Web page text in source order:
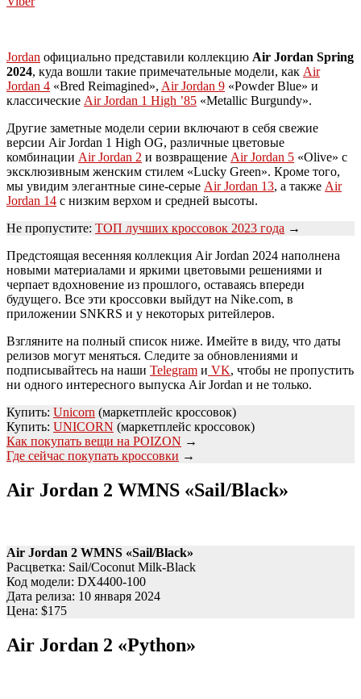
Jordan официально представили коллекцию Air Jordan Spring
2024, куда вошли такие примечательные модели, как Air
Jordan 4 «Bred Reimagined», Air Jordan 9 «Powder Blue» и
классические Air Jordan 1 High ’85 «Metallic Burgundy».
Другие заметные модели серии включают в себя свежие
версии Air Jordan 1 High OG, различные цветовые
комбинации Air Jordan 2 и возвращение Air Jordan 5 «Olive» с
эксклюзивным женским стилем «Lucky Green». Кроме того,
мы увидим элегантные сине-серые Air Jordan 13, а также Air
Jordan 14 с низким верхом и средней высоты.
Не пропустите: ТОП лучших кроссовок 2023 года →
Предстоящая весенняя коллекция Air Jordan 2024 наполнена
новыми материалами и яркими цветовыми решениями и
черпает вдохновение из прошлого, оставаясь впереди
будущего. Все эти кроссовки выйдут на Nike.com, в
приложении SNKRS и у некоторых ритейлеров.
Взгляните на полный список ниже. Имейте в виду, что даты
релизов могут меняться. Следите за обновлениями и
подписывайтесь на наши Telegram и VK, чтобы не пропустить
ни одного интересного выпуска Air Jordan и не только.
Купить: Unicorn (маркетплейс кроссовок)
Купить: UNICORN (маркетплейс кроссовок)
Как покупать вещи на POIZON →
Где сейчас покупать кроссовки →
Air Jordan 2 WMNS «Sail/Black»
Air Jordan 2 WMNS «Sail/Black»
Расцветка: Sail/Coconut Milk-Black
Код модели: DX4400-100
Дата релиза: 10 января 2024
Цена: $175
Air Jordan 2 «Python»